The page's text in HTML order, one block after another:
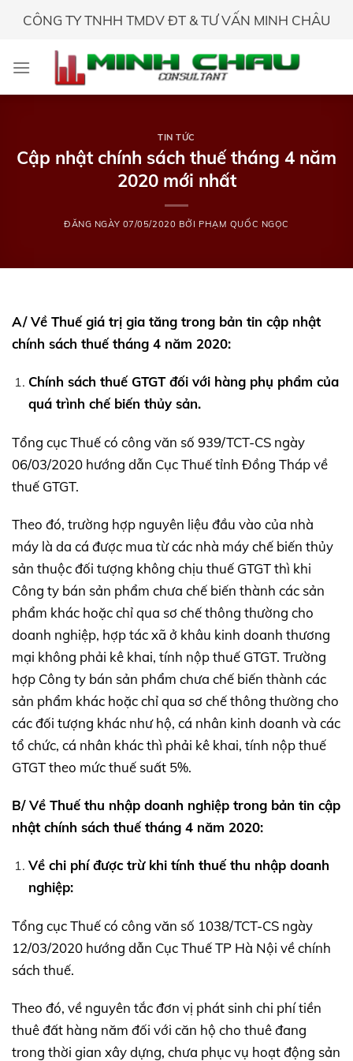
CÔNG TY TNHH TMDV ĐT & TƯ VẤN MINH CHÂU
TIN TỨC
Cập nhật chính sách thuế tháng 4 năm
2020 mới nhất
ĐĂNG NGÀY 07/05/2020 BỞI PHẠM QUỐC NGỌC
A/ Về Thuế giá trị gia tăng trong bản tin cập nhật
chính sách thuế tháng 4 năm 2020:
Chính sách thuế GTGT đối với hàng phụ phẩm của
quá trình chế biến thủy sản.
Tổng cục Thuế có công văn số 939/TCT-CS ngày
06/03/2020 hướng dẫn Cục Thuế tỉnh Đồng Tháp về
thuế GTGT.
Theo đó, trường hợp nguyên liệu đầu vào của nhà
máy là da cá được mua từ các nhà máy chế biến thủy
sản thuộc đối tượng không chịu thuế GTGT thì khi
Công ty bán sản phẩm chưa chế biến thành các sản
phẩm khác hoặc chỉ qua sơ chế thông thường cho
doanh nghiệp, hợp tác xã ở khâu kinh doanh thương
mại không phải kê khai, tính nộp thuế GTGT. Trường
hợp Công ty bán sản phẩm chưa chế biến thành các
sản phẩm khác hoặc chỉ qua sơ chế thông thường cho
các đối tượng khác như hộ, cá nhân kinh doanh và các
tổ chức, cá nhân khác thì phải kê khai, tính nộp thuế
GTGT theo mức thuế suất 5%.
B/ Về Thuế thu nhập doanh nghiệp trong bản tin cập
nhật chính sách thuế tháng 4 năm 2020:
Về chi phí được trừ khi tính thuế thu nhập doanh
nghiệp:
Tổng cục Thuế có công văn số 1038/TCT-CS ngày
12/03/2020 hướng dẫn Cục Thuế TP Hà Nội về chính
sách thuế.
Theo đó, về nguyên tắc đơn vị phát sinh chi phí tiền
thuê đất hàng năm đối với căn hộ cho thuê đang
trong thời gian xây dựng, chưa phục vụ hoạt động sản